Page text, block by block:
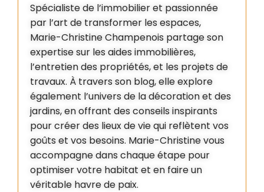
Spécialiste de l’immobilier et passionnée
par l’art de transformer les espaces,
Marie-Christine Champenois partage son
expertise sur les aides immobilières,
l’entretien des propriétés, et les projets de
travaux. À travers son blog, elle explore
également l’univers de la décoration et des
jardins, en offrant des conseils inspirants
pour créer des lieux de vie qui reflètent vos
goûts et vos besoins. Marie-Christine vous
accompagne dans chaque étape pour
optimiser votre habitat et en faire un
véritable havre de paix.